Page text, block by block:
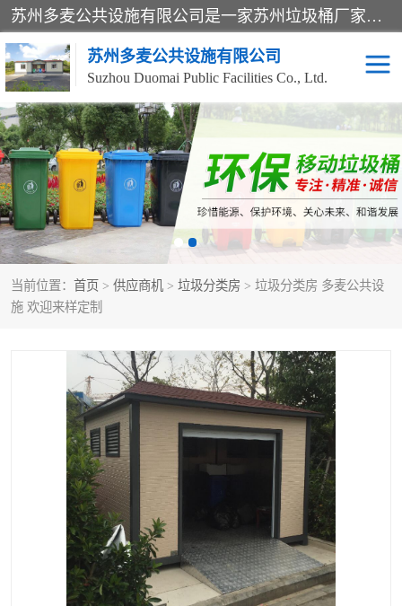
苏州多麦公共设施有限公司是一家苏州垃圾桶厂家，主营：塑料垃圾桶、分类果皮箱、户外园林椅、保安岗亭等产品厂家。全国统一热线电话：17105580222。公司组建完善的团队。设计人员，能根据客户要求，提供适合的设计方案，来满足客户的需求。
苏州多麦公共设施有限公司
Suzhou Duomai Public Facilities Co., Ltd.
当前位置： 首页 > 供应商机 > 垃圾分类房 > 垃圾分类房 多麦公共设
施 欢迎来样定制
办公室脚踩垃圾桶 保安岗亭
分类果皮箱 公园椅
垃圾分类房 塑料垃圾桶
防疫岗亭 吸烟岗亭